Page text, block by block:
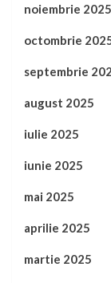
noiembrie 2025
octombrie
septembrie
august 2025
iulie 2025
iunie 2025
mai 2025
aprilie 2025
martie 2025